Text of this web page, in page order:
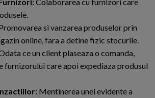
si vanzarea produselor prin
online, fara a detine fizic stocurile.
ce un client plaseaza o comanda,
furnizorului care apoi expediaza produsul
Mentinerea unei evidente a